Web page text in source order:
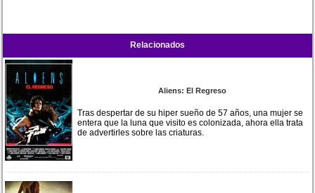
Relacionados
Aliens: El Regreso
Tras despertar de su hiper sueño de 57 años, una mujer se
entera que la luna que visito es colonizada, ahora ella trata
de advertirles sobre las criaturas.